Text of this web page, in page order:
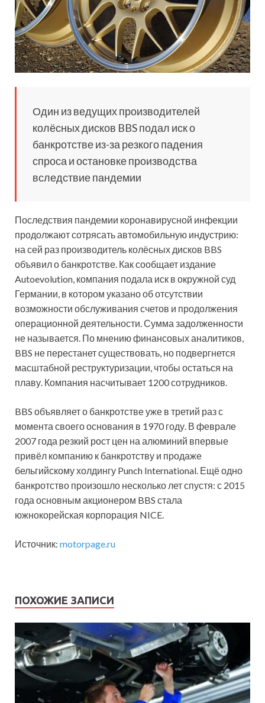
Один из ведущих производителей
колёсных дисков BBS подал иск о
банкротстве из-за резкого падения
спроса и остановке производства
вследствие пандемии
Последствия пандемии коронавирусной инфекции
продолжают сотрясать автомобильную индустрию:
на сей раз производитель колёсных дисков BBS
объявил о банкротстве. Как сообщает издание
Autoevolution, компания подала иск в окружной суд
Германии, в котором указано об отсутствии
возможности обслуживания счетов и продолжения
операционной деятельности. Сумма задолженности
не называется. По мнению финансовых аналитиков,
BBS не перестанет существовать, но подвергнется
масштабной реструктуризации, чтобы остаться на
плаву. Компания насчитывает 1200 сотрудников.
BBS объявляет о банкротстве уже в третий раз с
момента своего основания в 1970 году. В феврале
2007 года резкий рост цен на алюминий впервые
привёл компанию к банкротству и продаже
бельгийскому холдингу Punch International. Ещё одно
банкротство произошло несколько лет спустя: с 2015
года основным акционером BBS стала
южнокорейская корпорация NICE.
Источник: motorpage.ru
ПОХОЖИЕ ЗАПИСИ